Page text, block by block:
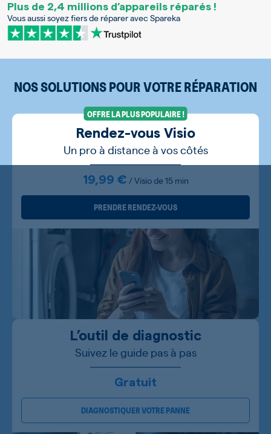
Plus de 2,4 millions d’appareils réparés !
Vous aussi soyez fiers de réparer avec Spareka
NOS SOLUTIONS POUR VOTRE RÉPARATION
OFFRE LA PLUS POPULAIRE !
Rendez-vous Visio
Un pro à distance à vos côtés
19,99 € / Visio de 15 min
PRENDRE RENDEZ-VOUS
L’outil de diagnostic
Suivez le guide pas à pas
Gratuit
DIAGNOSTIQUER VOTRE PANNE